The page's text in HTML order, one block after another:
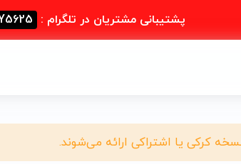
پشتیبانی مشتریان در تلگرام :
کرکی یا اشتراکی ارائه می‌شوند.